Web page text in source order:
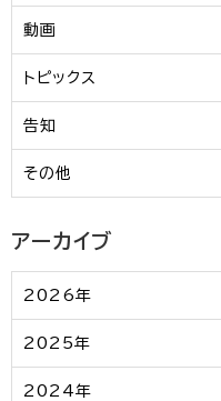
動画
トピックス
告知
その他
アーカイブ
2026年
2025年
2024年